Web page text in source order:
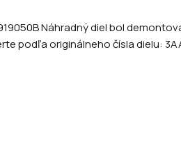
Náhradný diel bol
podľa originálneho čísla dielu: